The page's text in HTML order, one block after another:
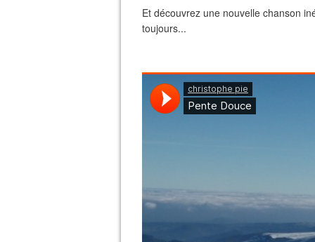
Et découvrez une nouvelle chanson
toujours...